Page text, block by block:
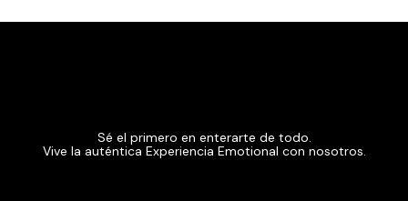
Sé el primero en enterarte de todo.
Vive la auténtica Experiencia Emotional con nosotros.